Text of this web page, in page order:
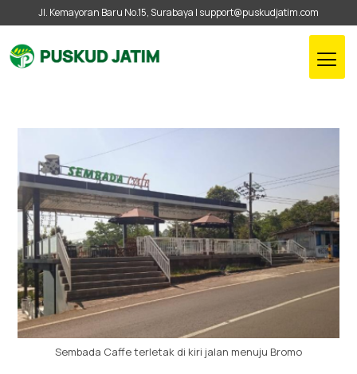
Jl. Kemayoran Baru No.15, Surabaya | support@puskudjatim.com
Sembada Caffe terletak di kiri jalan menuju Bromo